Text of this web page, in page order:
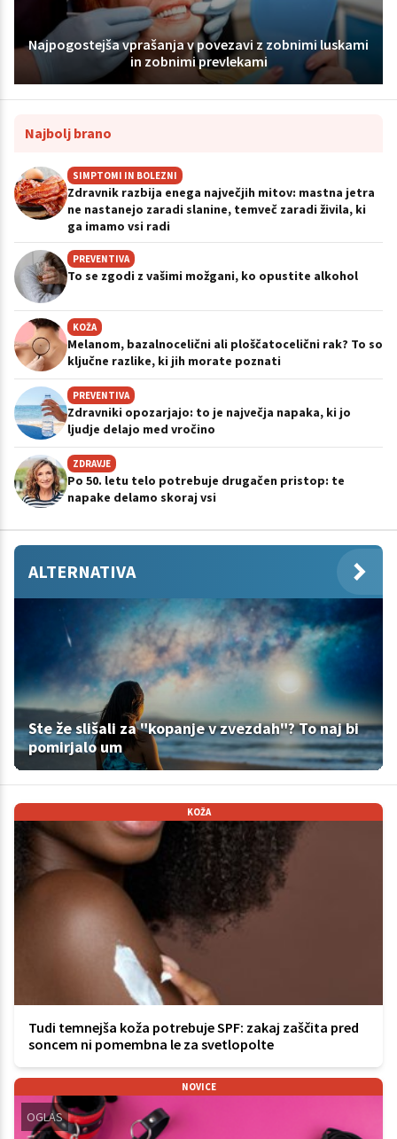
Najpogostejša vprašanja v povezavi z zobnimi luskami
in zobnimi prevlekami
Najbolj brano
SIMPTOMI IN BOLEZNI
Zdravnik razbija enega največjih mitov: mastna jetra
ne nastanejo zaradi slanine, temveč zaradi živila, ki
ga imamo vsi radi
PREVENTIVA
To se zgodi z vašimi možgani, ko opustite alkohol
KOŽA
Melanom, bazalnocelični ali ploščatocelični rak? To so
ključne razlike, ki jih morate poznati
PREVENTIVA
Zdravniki opozarjajo: to je največja napaka, ki jo
ljudje delajo med vročino
ZDRAVJE
Po 50. letu telo potrebuje drugačen pristop: te
napake delamo skoraj vsi
ALTERNATIVA
Ste že slišali za "kopanje v zvezdah"? To naj bi
pomirjalo um
KOŽA
Tudi temnejša koža potrebuje SPF: zakaj zaščita pred
soncem ni pomembna le za svetlopolte
NOVICE
OGLAS